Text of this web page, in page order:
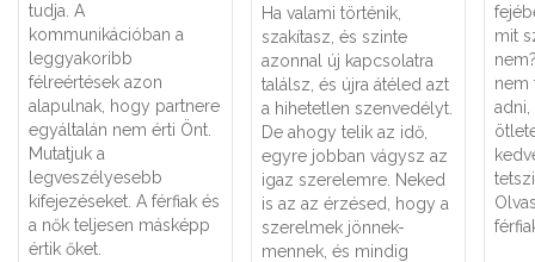
tudja. A
kommunikációban a
leggyakoribb
félreértések azon
alapulnak, hogy partnere
egyáltalán nem érti Önt.
Mutatjuk a
legveszélyesebb
kifejezéseket. A férfiak és
a nők teljesen másképp
értik őket.
Ha valami történik,
szakítasz, és szinte
azonnal új kapcsolatra
találsz, és újra átéled azt
a hihetetlen szenvedélyt.
De ahogy telik az idő,
egyre jobban vágysz az
igaz szerelemre. Neked
is az az érzésed, hogy a
szerelmek jönnek-
mennek, és mindig
mit
nem